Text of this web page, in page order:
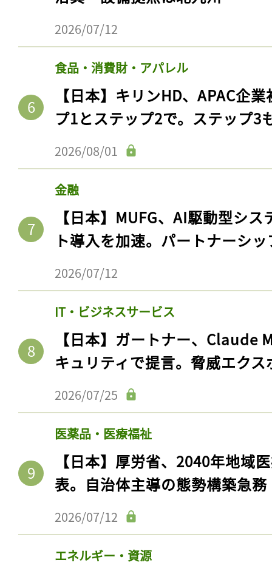
2026/07/12
食品・消費財・アパレル
【日本】キリンHD、APAC企
プ1とステップ2で。ステップ3
2026/08/01
金融
【日本】MUFG、AI駆動型シ
ト導入を加速。パートナーシ
2026/07/12
IT・ビジネスサービス
【日本】ガートナー、Claude
キュリティで提言。脅威エク
2026/07/25
医薬品・医療福祉
【日本】厚労省、2040年地域
表。自治体主導の態勢構築急務
2026/07/12
エネルギー・資源
記事をお気に入りに
ログインが必